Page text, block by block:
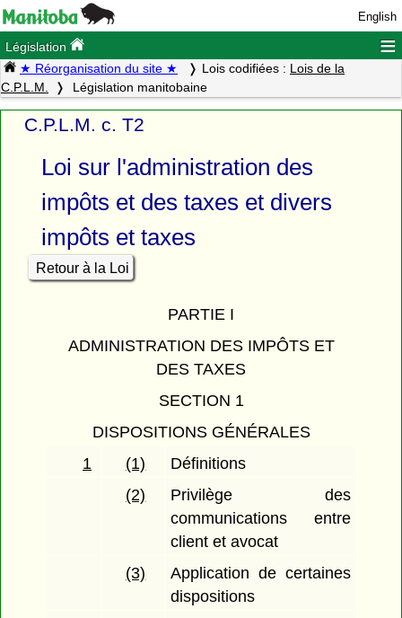
English
Législation ≡
★ Réorganisation du site ★ Lois codifiées : Lois de la
C.P.L.M.
Législation manitobaine
C.P.L.M. c. T2
Loi sur l'administration des
impôts et des taxes et divers
impôts et taxes
Retour à la Loi
PARTIE I
ADMINISTRATION DES IMPÔTS ET
DES TAXES
SECTION 1
DISPOSITIONS GÉNÉRALES
1
(1)
Définitions
(2)
Privilège des
communications entre
client et avocat
(3)
Application de certaines
dispositions